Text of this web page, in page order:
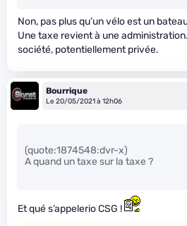
Non, pas plus qu’un vélo est un
Une taxe revient à une
société, potentiellement privée.
Bourrique
Le 20/05/2021 à 12h06
(quote:1874548:dvr-x)
A quand un taxe sur la taxe ?
Et qué s’appelerio CSG !